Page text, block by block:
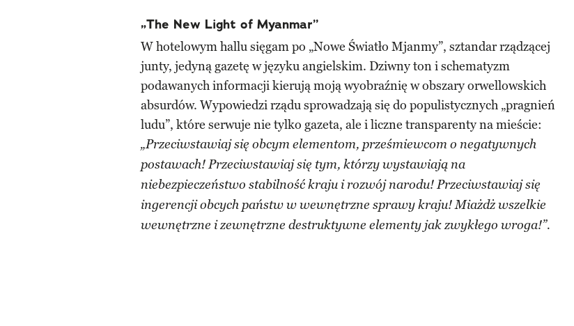
„The New Light of Myanmar”
W hotelowym hallu sięgam po „Nowe Światło Mjanmy”, sztandar rządzącej
junty, jedyną gazetę w języku angielskim. Dziwny ton i schematyzm
podawanych informacji kierują moją wyobraźnię w obszary orwellowskich
absurdów. Wypowiedzi rządu sprowadzają się do populistycznych „pragnień
ludu”, które serwuje nie tylko gazeta, ale i liczne transparenty na mieście:
„Przeciwstawiaj się obcym elementom, prześmiewcom o negatywnych
postawach! Przeciwstawiaj się tym, którzy wystawiają na
niebezpieczeństwo stabilność kraju i rozwój narodu! Przeciwstawiaj się
ingerencji obcych państw w wewnętrzne sprawy kraju! Miażdż wszelkie
wewnętrzne i zewnętrzne destruktywne elementy jak zwykłego wroga!”.